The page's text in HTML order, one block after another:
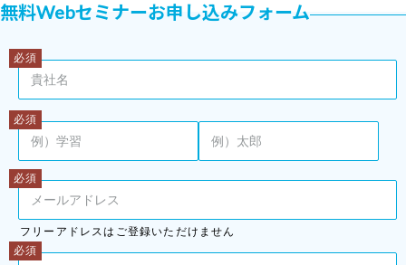
無料Webセミナーお申し込みフォーム